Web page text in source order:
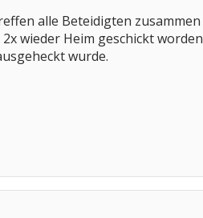
alle Beteidigten
wieder Heim geschickt
wurde.